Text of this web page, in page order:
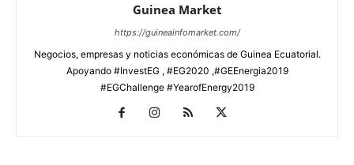
Guinea Market
https://guineainfomarket.com/
Negocios, empresas y noticias económicas de Guinea Ecuatorial.
Apoyando #InvestEG , #EG2020 ,#GEEnergia2019
#EGChallenge #YearofEnergy2019